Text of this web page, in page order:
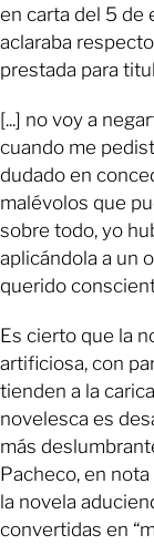
en carta del 5 de
aclaraba
prestada para
[...] no voy a
cuando me
dudado en
malévolos que
sobre todo, yo
aplicándola a un
querido
Es cierto que la
artificiosa, con
tienden a la
novelesca es
más
Pacheco, en
la novela
convertidas en